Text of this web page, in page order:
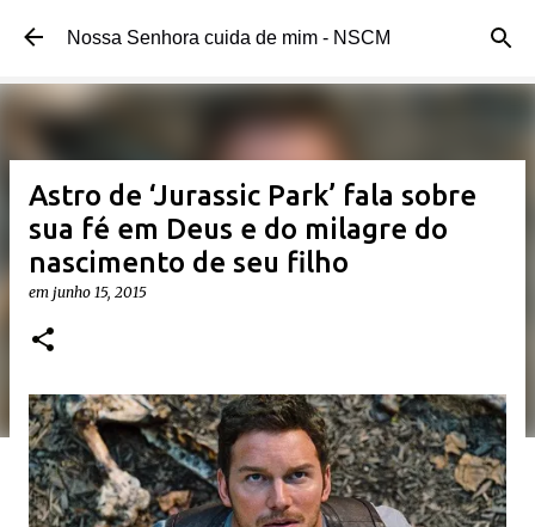
Pular para o conteúdo principal
Nossa Senhora cuida de mim - NSCM
Astro de ‘Jurassic Park’ fala sobre
sua fé em Deus e do milagre do
nascimento de seu filho
em junho 15, 2015